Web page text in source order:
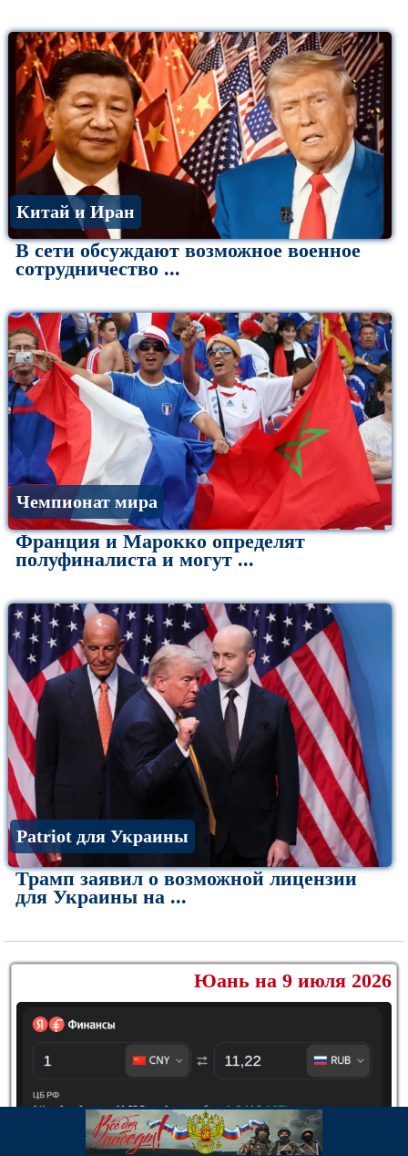
Китай и Иран
В сети обсуждают возможное военное
сотрудничество ...
Чемпионат мира
Франция и Марокко определят
полуфиналиста и могут ...
Patriot для Украины
Трамп заявил о возможной лицензии
для Украины на ...
Юань на 9 июля 2026